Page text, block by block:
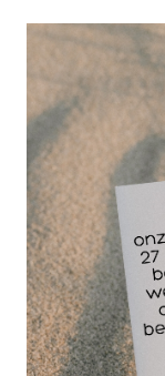
14 dagen
30 jaar
Gelamineerde,
accupunctuur
Anatomie
benamingen,